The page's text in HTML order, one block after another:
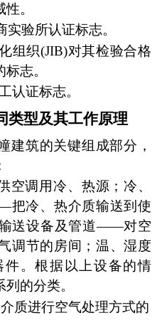
。
验所认证标志。
组织(JIB)对其检验合格
志。
认证标志。
类型及其工作原理
建筑的关键组成部分，
调用冷、热源；冷、
冷、热介质输送到使
送设备及管道——对空
调节的房间；温、湿度
。根据以上设备的情
的分类。
质进行空气处理方式的